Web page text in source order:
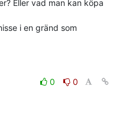
Eller vad man kan köpa
i en gränd som
0
0